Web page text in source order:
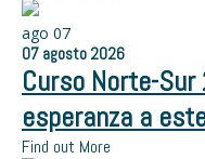
ago 07
07 agosto 2026
Curso Norte-
esperanza a
Find out More